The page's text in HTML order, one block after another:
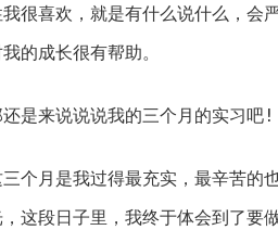
很喜欢，就是有什么说什么，会
的成长很有帮助。
是来说说说我的三个月的实习吧!
个月是我过得最充实，最辛苦的
这段日子里，我终于体会到了要